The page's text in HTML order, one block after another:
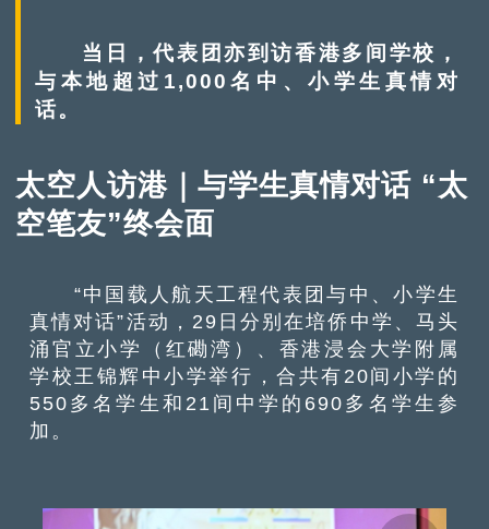
当日，代表团亦到访香港多间学校，
与本地超过1,000名中、小学生真情对
话。
太空人访港｜与学生真情对话 “太
空笔友”终会面
“中国载人航天工程代表团与中、小学生
真情对话”活动，29日分别在培侨中学、马头
涌官立小学（红磡湾）、香港浸会大学附属
学校王锦辉中小学举行，合共有20间小学的
550多名学生和21间中学的690多名学生参
加。